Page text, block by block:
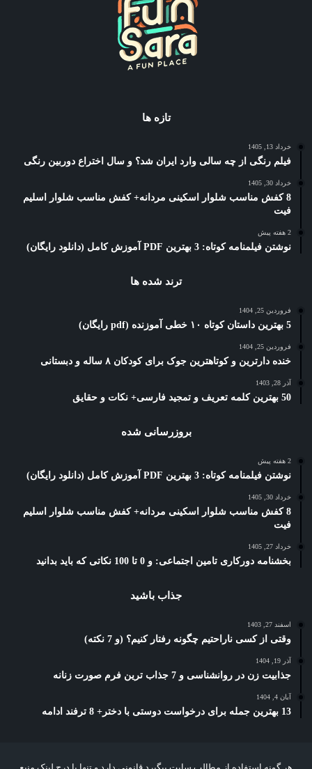
تازه ها
خرداد 13, 1405
فیلم رنگی از چه سالی وارد ایران شد؟ و سال اختراع دوربین رنگی
خرداد 30, 1405
8 کفش مناسب شلوار اسکینی مردانه+ کفش مناسب شلوار اسلیم
فیت
2 هفته پیش
نوشتن فیلمنامه کوتاه: 3 بهترین PDF آموزش کامل (دانلود رایگان)
ترند شده ها
فروردین 25, 1404
5 بهترین داستان کوتاه ۱۰ خطی آموزنده (pdf رایگان)
فروردین 25, 1404
خنده دارترین و کوتاهترین جوک برای کودکان ۸ ساله و دبستانی
آذر 28, 1403
50 بهترین کلمه تعریف و تمجید فارسی+ نکات و حقایق
بروزرسانی شده
2 هفته پیش
نوشتن فیلمنامه کوتاه: 3 بهترین PDF آموزش کامل (دانلود رایگان)
خرداد 30, 1405
8 کفش مناسب شلوار اسکینی مردانه+ کفش مناسب شلوار اسلیم
فیت
خرداد 27, 1405
بخشنامه دورکاری تامین اجتماعی: و 0 تا 100 نکاتی که باید بدانید
جذاب باشید
اسفند 27, 1403
وقتی از کسی ناراحتیم چگونه رفتار کنیم؟ (و 7 نکته)
آذر 19, 1404
جذابیت زن در روانشناسی و 7 جذاب ترین فرم صورت زنانه
آبان 4, 1404
13 بهترین جمله برای درخواست دوستی با دختر+ 8 ترفند ادامه